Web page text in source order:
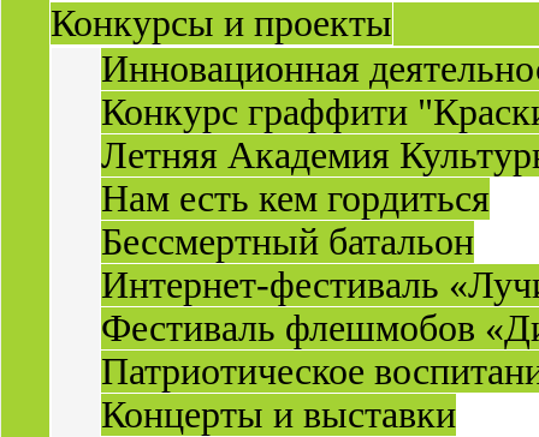
Конкурсы и проекты
Инновационная
Конкурс граффити
Летняя Академия
Нам есть кем гордиться
Бессмертный батальон
Интернет-фестиваль
Фестиваль флешмобов
Патриотическое
Концерты и выставки